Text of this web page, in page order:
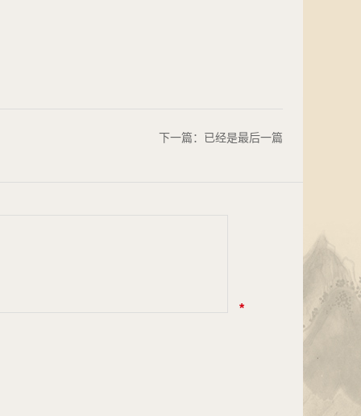
下一篇：已经是最后一篇
*